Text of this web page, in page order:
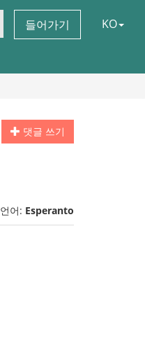
들어가기 KO
댓글 쓰기
언어: Esperanto